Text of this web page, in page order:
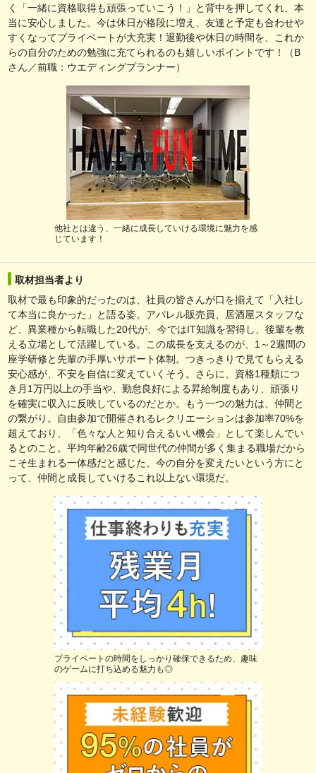
く「一緒に資格取得も頑張っていこう！」と背中を押してくれ、本
当に安心しました。今は休日が格段に増え、友達と予定も合わせや
すくなってプライベートが大充実！退勤後や休日の時間を、これか
らの自分のための勉強に充てられるのも嬉しいポイントです！（B
さん／前職：ウエディングプランナー）
他社とは違う、一緒に成長していける環境に魅力を感
じています！
取材担当者より
取材で最も印象的だったのは、社員の皆さんが口を揃えて「入社し
て本当に良かった」と語る姿。アパレル販売員、居酒屋スタッフな
ど、異業種から転職した20代が、今ではIT知識を習得し、後輩を教
える立場として活躍している。この成長を支えるのが、1～2週間の
座学研修と先輩の手厚いサポート体制。つきっきりで見てもらえる
安心感が、不安を自信に変えていくそう。さらに、資格1種類につ
き月1万円以上の手当や、勤怠良好による昇給制度もあり、頑張り
を確実に収入に反映しているのだとか。もう一つの魅力は、仲間と
の繋がり。自由参加で開催されるレクリエーションは参加率70%を
超えており、「色々な人と知り合えるいい機会」として楽しんでい
るとのこと。平均年齢26歳で同世代の仲間が多く集まる職場だから
こそ生まれる一体感だと感じた。今の自分を変えたいという方にと
って、仲間と成長していけるこれ以上ない環境だ。
プライベートの時間をしっかり確保できるため、趣味
のゲームに打ち込める魅力も◎